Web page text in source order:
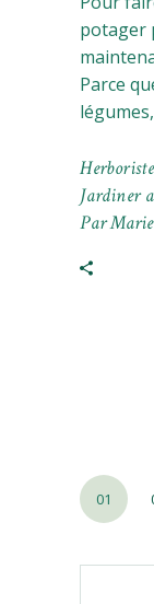
potager
Parce
Jardiner
Par
des
01